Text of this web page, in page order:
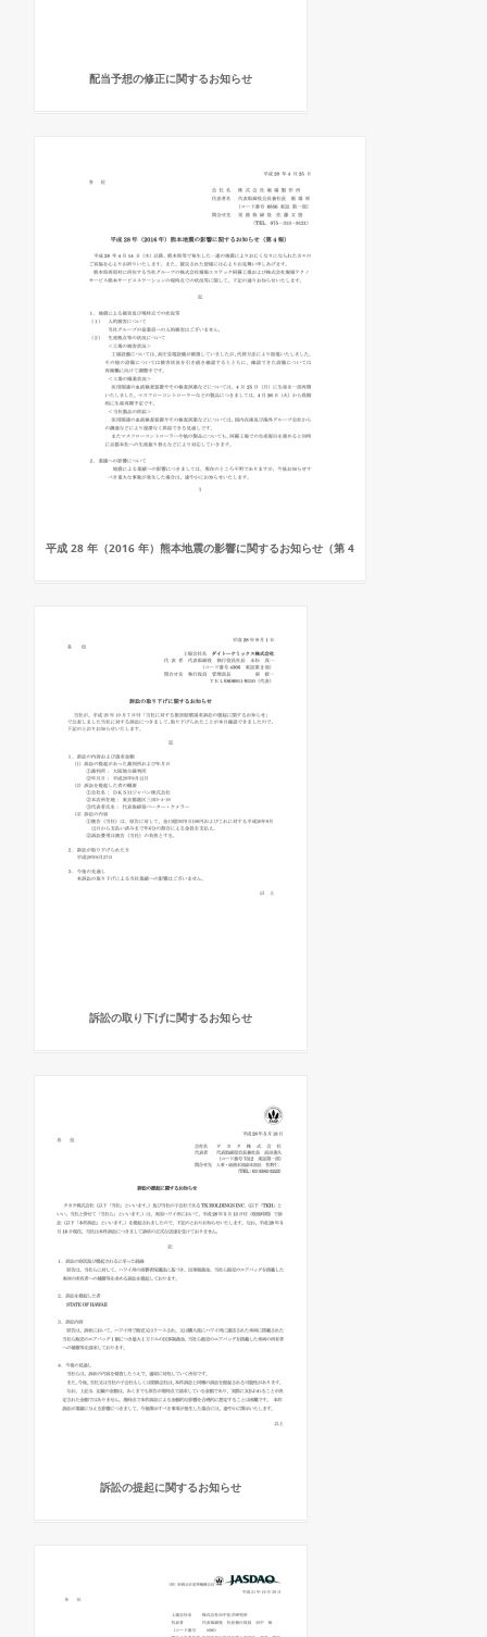
配当予想の修正に関するお知らせ
平成 28 年（2016 年）熊本地震の影響に関するお知らせ（第 4
訴訟の取り下げに関するお知らせ
訴訟の提起に関するお知らせ